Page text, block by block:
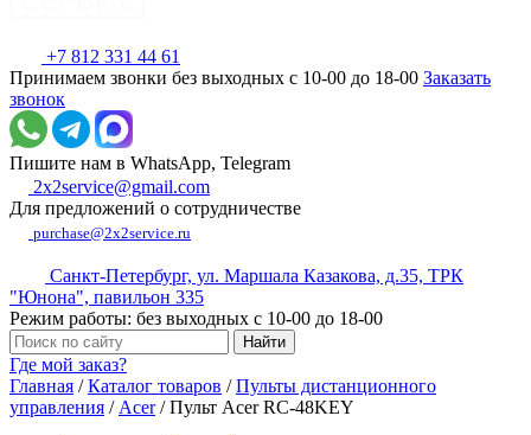
+7 812 331 44 61
Принимаем звонки без выходных с 10-00 до 18-00 Заказать
звонок
Пишите нам в WhatsApp, Telegram
2x2service@gmail.com
Для предложений о сотрудничестве
purchase@2x2service.ru
Санкт-Петербург, ул. Маршала Казакова, д.35, ТРК
"Юнона", павильон 335
Режим работы: без выходных с 10-00 до 18-00
Где мой заказ?
Главная /Каталог товаров /Пульты дистанционного
управления / Acer /Пульт Acer RC-48KEY